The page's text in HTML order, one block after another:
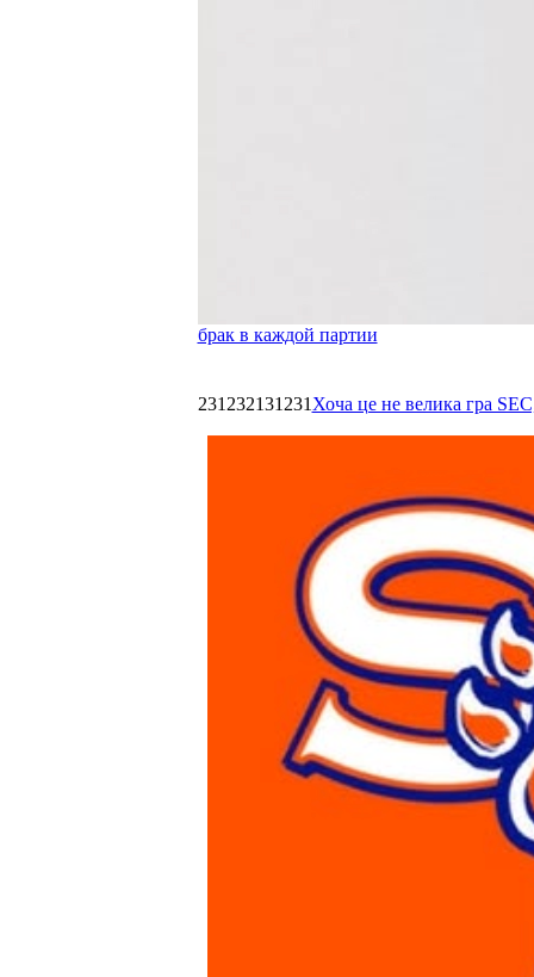
брак в каждой партии
231232131231 Хоча це не велика гра